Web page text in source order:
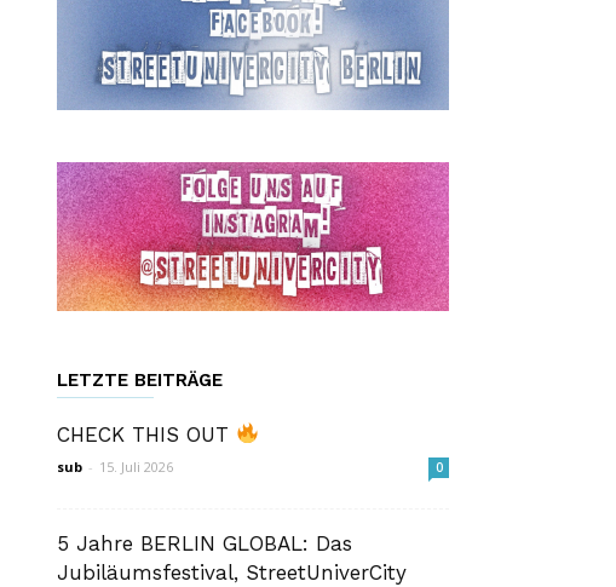
LETZTE BEITRÄGE
CHECK THIS OUT
sub - 15. Juli 2026 0
5 Jahre BERLIN GLOBAL: Das
Jubiläumsfestival, StreetUniverCity